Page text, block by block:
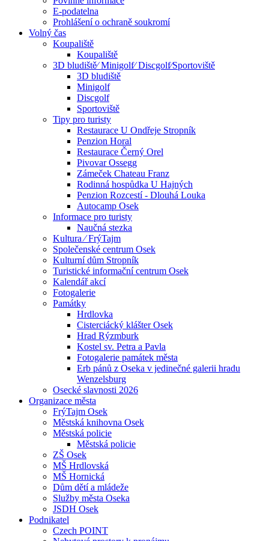
E-podatelna
Prohlášení o ochraně soukromí
Volný čas
Koupaliště
Koupaliště
3D bludiště⁄ Minigolf⁄ Discgolf⁄Sportoviště
3D bludiště
Minigolf
Discgolf
Sportoviště
Tipy pro turisty
Restaurace U Ondřeje Stropník
Penzion Horal
Restaurace Černý Orel
Pivovar Ossegg
Zámeček Chateau Franz
Rodinná hospůdka U Hajných
Penzion Rozcestí - Dlouhá Louka
Autocamp Osek
Informace pro turisty
Naučná stezka
Kultura ⁄ FrýTajm
Společenské centrum Osek
Kulturní dům Stropník
Turistické informační centrum Osek
Kalendář akcí
Fotogalerie
Památky
Hrdlovka
Cisterciácký klášter Osek
Hrad Rýzmburk
Kostel sv. Petra a Pavla
Fotogalerie památek města
Erb pánů z Oseka v jedinečné galerii hradu
Wenzelsburg
Osecké slavnosti 2026
Organizace města
FrýTajm Osek
Městská knihovna Osek
Městská policie
Městská policie
ZŠ Osek
MŠ Hrdlovská
MŠ Hornická
Dům dětí a mládeže
Služby města Oseka
JSDH Osek
Podnikatel
Czech POINT